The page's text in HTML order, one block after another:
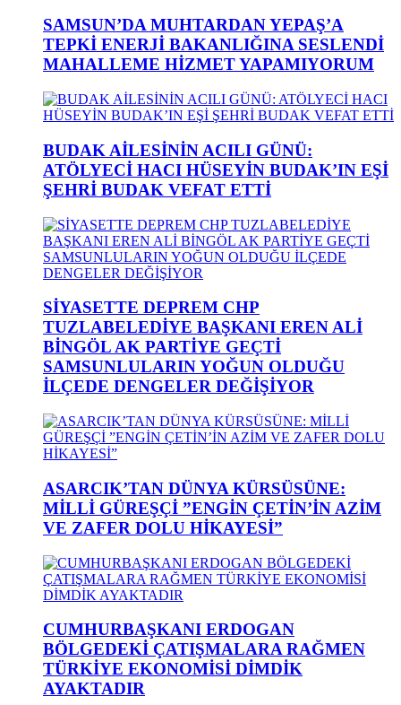
SAMSUN’DA MUHTARDAN YEPAŞ’A
TEPKİ ENERJİ BAKANLIĞINA SESLENDİ
MAHALLEME HİZMET YAPAMIYORUM
BUDAK AİLESİNİN ACILI GÜNÜ:
ATÖLYECİ HACI HÜSEYİN BUDAK’IN EŞİ
ŞEHRİ BUDAK VEFAT ETTİ
SİYASETTE DEPREM CHP
TUZLABELEDİYE BAŞKANI EREN ALİ
BİNGÖL AK PARTİYE GEÇTİ
SAMSUNLULARIN YOĞUN OLDUĞU
İLÇEDE DENGELER DEĞİŞİYOR
ASARCIK’TAN DÜNYA KÜRSÜSÜNE:
MİLLİ GÜREŞÇİ ”ENGİN ÇETİN’İN AZİM
VE ZAFER DOLU HİKAYESİ”
CUMHURBAŞKANI ERDOGAN
BÖLGEDEKİ ÇATIŞMALARA RAĞMEN
TÜRKİYE EKONOMİSİ DİMDİK
AYAKTADIR